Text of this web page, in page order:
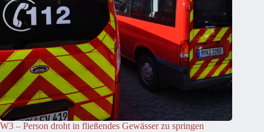
W3 – Person droht in fließendes Gewässer zu springen